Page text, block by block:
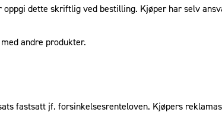
dette skriftlig ved bestilling. Kjøper har selv
andre produkter.
fastsatt jf. forsinkelsesrenteloven. Kjøpers